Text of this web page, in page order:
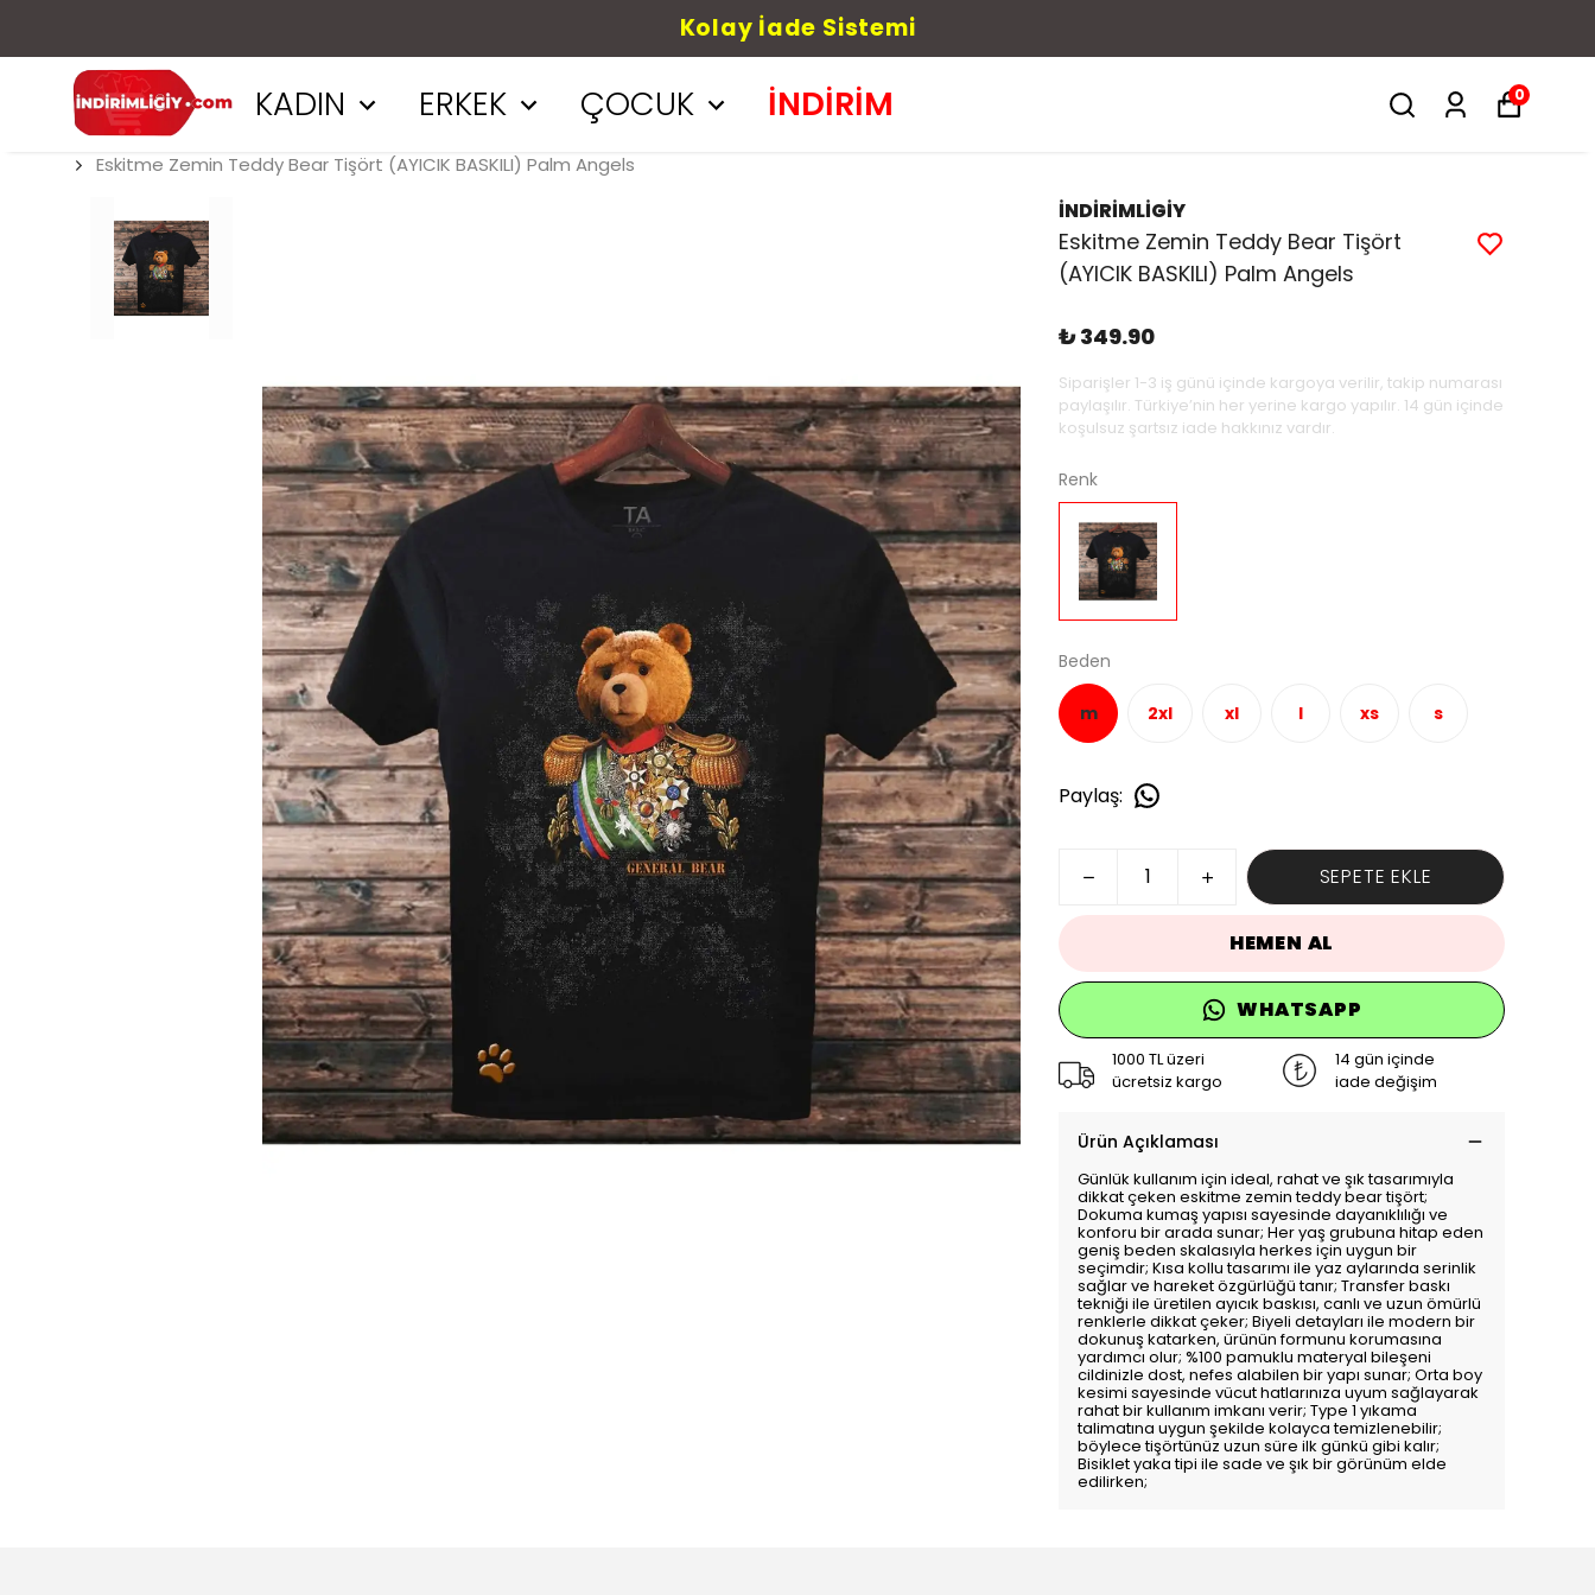
Kolay İade Sistemi
KADIN ERKEK ÇOCUK İNDİRİM 0
Eskitme Zemin Teddy Bear Tişört (AYICIK BASKILI) Palm Angels
İNDİRİMLİGİY
Eskitme Zemin Teddy Bear Tişört
(AYICIK BASKILI) Palm Angels
₺ 349.90
Siparişler 1-3 iş günü içinde kargoya verilir, takip numarası
paylaşılır. Türkiye’nin her yerine kargo yapılır. 14 gün içinde
koşulsuz şartsız iade hakkınız vardır.
Renk
Beden
m 2xl xl l xs s
Paylaş:
SEPETE EKLE
HEMEN AL
WHATSAPP
1000 TL üzeri
ücretsiz kargo
14 gün içinde
iade değişim
Ürün Açıklaması
Günlük kullanım için ideal, rahat ve şık tasarımıyla
dikkat çeken eskitme zemin teddy bear tişört;
Dokuma kumaş yapısı sayesinde dayanıklılığı ve
konforu bir arada sunar; Her yaş grubuna hitap eden
geniş beden skalasıyla herkes için uygun bir
seçimdir; Kısa kollu tasarımı ile yaz aylarında serinlik
sağlar ve hareket özgürlüğü tanır; Transfer baskı
tekniği ile üretilen ayıcık baskısı, canlı ve uzun ömürlü
renklerle dikkat çeker; Biyeli detayları ile modern bir
dokunuş katarken, ürünün formunu korumasına
yardımcı olur; %100 pamuklu materyal bileşeni
cildinizle dost, nefes alabilen bir yapı sunar; Orta boy
kesimi sayesinde vücut hatlarınıza uyum sağlayarak
rahat bir kullanım imkanı verir; Type 1 yıkama
talimatına uygun şekilde kolayca temizlenebilir;
böylece tişörtünüz uzun süre ilk günkü gibi kalır;
Bisiklet yaka tipi ile sade ve şık bir görünüm elde
edilirken;